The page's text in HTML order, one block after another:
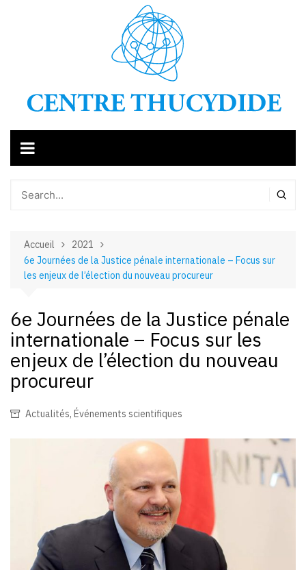
Accueil
2021
6e Journées de la Justice pénale internationale – Focus sur
les enjeux de l’élection du nouveau procureur
6e Journées de la Justice pénale
internationale – Focus sur les
enjeux de l’élection du nouveau
procureur
Actualités, Événements scientifiques